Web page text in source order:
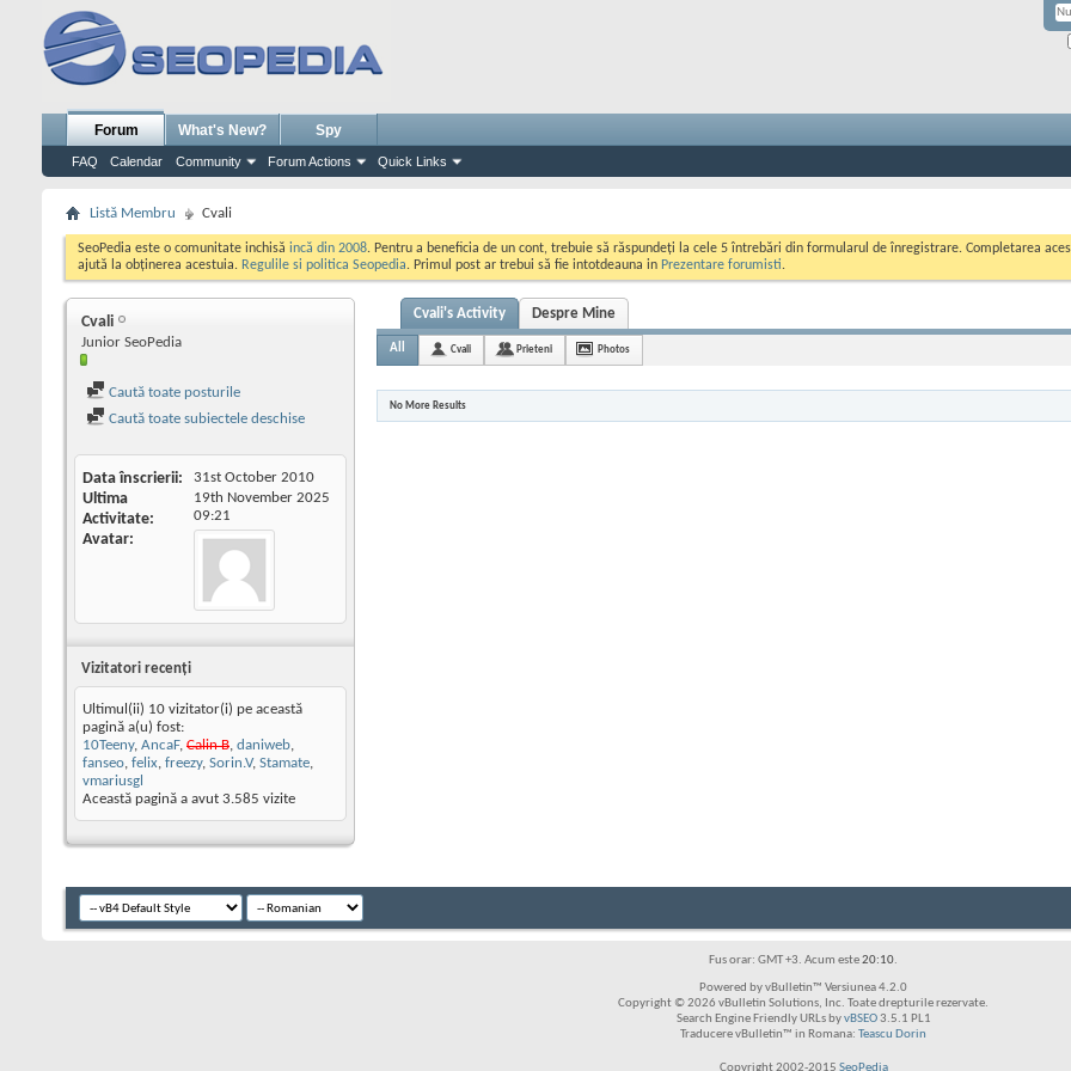
Forum
FAQ Calendar Community Forum Actions Quick Links
What's New? Spy
Listă Membru Cvali
SeoPedia este o comunitate inchisă incă din 2008. Pentru a beneficia de un cont, trebuie să răspundeți la cele 5 întrebări din formularul de înregistrare. Completarea
ajută la obținerea acestuia. Regulile si politica Seopedia. Primul post ar trebui să fie intotdeauna in Prezentare forumisti.
Cvali
Junior SeoPedia
Caută toate posturile
Caută toate subiectele deschise
Data înscrierii 31st October 2010
Ultima
Activitate
19th November 2025
09:21
Avatar
Vizitatori recenţi
Ultimul(ii) 10 vizitator(i) pe această
pagină a(u) fost:
10Teeny, AncaF, Calin B, daniweb,
fanseo, felix, freezy, Sorin.V, Stamate,
vmariusgl
Această pagină a avut 3.585 vizite
Cvali's Activity Despre Mine
All Cvali Prieteni Photos
No More Results
Fus orar: GMT +3. Acum este20:10.
Powered by vBulletin™ Versiunea 4.2.0
Copyright © 2026 vBulletin Solutions, Inc. Toate drepturile rezervate.
Search Engine Friendly URLs byvBSEO3.5.1 PL1
Traducere vBulletin™ in Romana: Teascu Dorin
Copyright 2002-2015 SeoPedia